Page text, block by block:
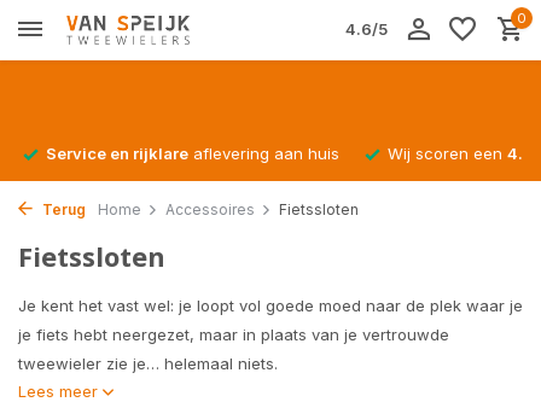
4.6/5
0
Service en rijklare aflevering aan huis Wij scoren een
Terug Home Accessoires Fietssloten
Fietssloten
Je kent het vast wel: je loopt vol goede moed naar de plek waar je
je fiets hebt neergezet, maar in plaats van je vertrouwde
tweewieler zie je… helemaal niets.
Lees meer